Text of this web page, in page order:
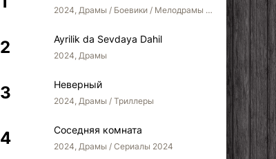
1001 ночь
Конец морозов – это
2024, Драмы / Боевики / Мелодрамы / Сериалы 2024
Ayrilik da Sevdaya Dahil
2024, Драмы
Неверный
2024, Драмы / Триллеры
Соседняя комната
2024, Драмы / Сериалы 2024